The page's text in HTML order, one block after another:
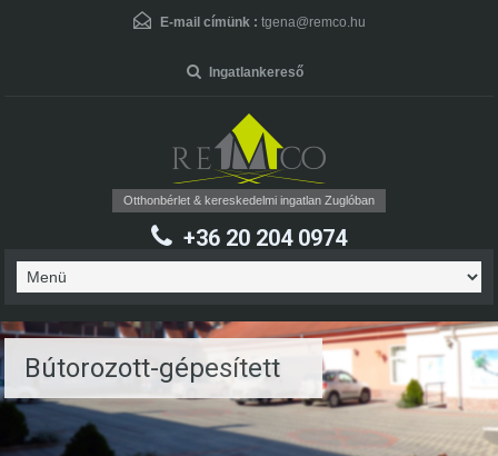
E-mail címünk : tgena@remco.hu
Ingatlankereső
Otthonbérlet & kereskedelmi ingatlan Zuglóban
+36 20 204 0974
Bútorozott-gépesített